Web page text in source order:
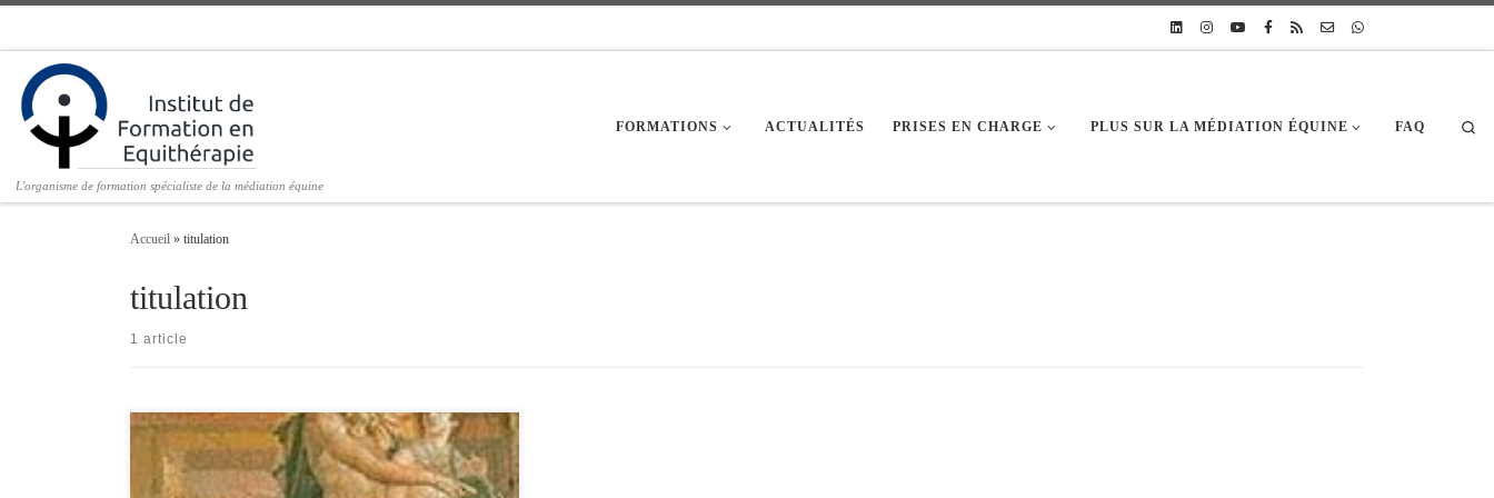
L'organisme de formation spécialiste de la médiation équine
FORMATIONS ACTUALITÉS PRISES EN CHARGE PLUS SUR LA MÉDIATION ÉQUINE FAQ
Accueil » titulation
titulation
1 article
La première promotion de l’IFEq (Institut de Formation en